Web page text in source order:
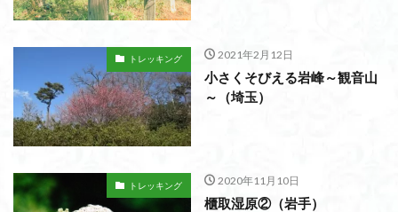
トレッキング 2021年2月12日
小さくそびえる岩峰～観音山
～（埼玉）
トレッキング 2020年11月10日
櫃取湿原②（岩手）